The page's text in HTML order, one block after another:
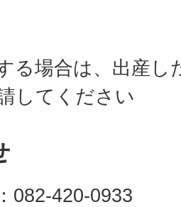
る場合は、出産し
してください
082-420-0933